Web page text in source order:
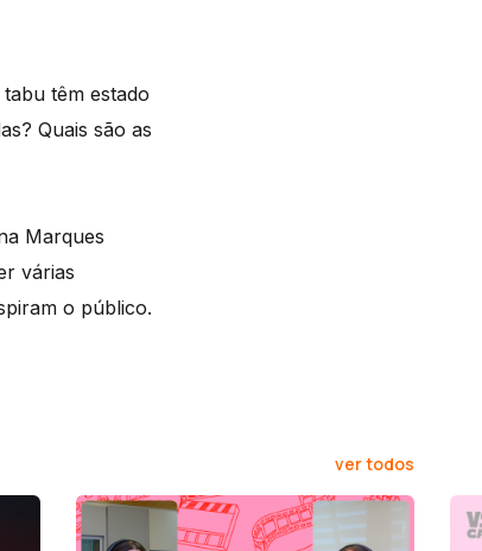
têm estado
Quais são as
Marques
várias
o público.
ver todos